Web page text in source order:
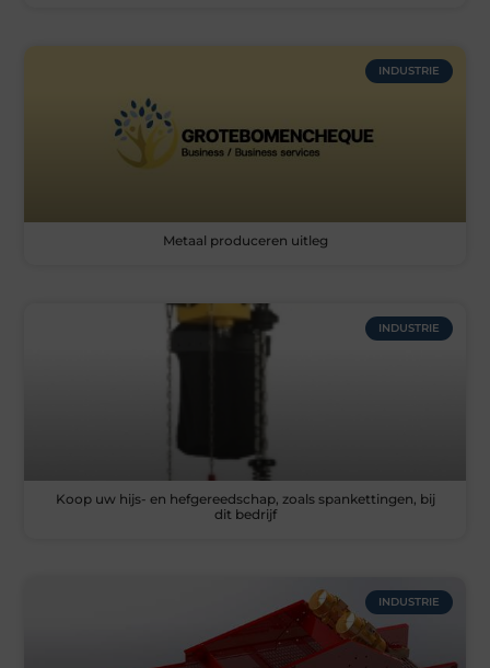
INDUSTRIE
Metaal produceren uitleg
INDUSTRIE
Koop uw hijs- en hefgereedschap, zoals spankettingen, bij
dit bedrijf
INDUSTRIE